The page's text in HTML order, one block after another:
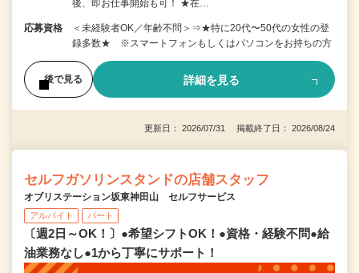
後、即お仕事開始も可！ ★在…
応募資格
＜未経験者OK／年齢不問＞⇒★特に20代〜50代の女性の登
録多数★ ※スマートフォンもしくはパソコンをお持ちの方
後で見る 詳細を見る
更新日： 2026/07/31 掲載終了日： 2026/08/24
セルフガソリンスタンドの店舗スタッフ
オブリステーション坂東神田山 セルフサービス
アルバイト パート
〔週2日～OK！〕●希望シフトOK！●資格・経験不問●給
油業務なし●1から丁寧にサポート！